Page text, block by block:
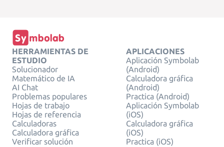
HERRAMIENTAS DE
ESTUDIO
Solucionador
Matemático de IA
AI Chat
Problemas populares
Hojas de trabajo
Hojas de referencia
Calculadoras
Calculadora gráfica
Verificar solución
APLICACIONES
Aplicación Symbolab
(Android)
Calculadora gráfica
(Android)
Practica (Android)
Aplicación Symbolab
(iOS)
Calculadora gráfica
(iOS)
Practica (iOS)